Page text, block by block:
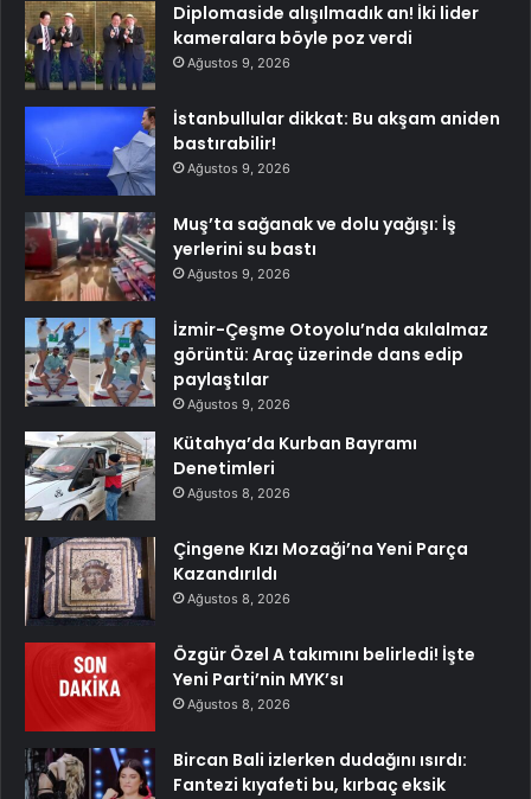
Diplomaside alışılmadık an! İki lider
kameralara böyle poz verdi
Ağustos 9, 2026
İstanbullular dikkat: Bu akşam aniden
bastırabilir!
Ağustos 9, 2026
Muş’ta sağanak ve dolu yağışı: İş
yerlerini su bastı
Ağustos 9, 2026
İzmir-Çeşme Otoyolu’nda akılalmaz
görüntü: Araç üzerinde dans edip
paylaştılar
Ağustos 9, 2026
Kütahya’da Kurban Bayramı
Denetimleri
Ağustos 8, 2026
Çingene Kızı Mozaği’na Yeni Parça
Kazandırıldı
Ağustos 8, 2026
Özgür Özel A takımını belirledi! İşte
Yeni Parti’nin MYK’sı
Ağustos 8, 2026
Bircan Bali izlerken dudağını ısırdı:
Fantezi kıyafeti bu, kırbaç eksik